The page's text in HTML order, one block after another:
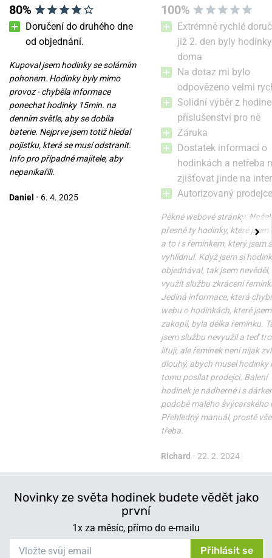
Traser P67 Officer Pro
GunMetal Black
Skladem v úterý 11. 8. u vás
12 200 Kč
Traser P67 Officer Pro
GunMetal Black Steel
Skladem v úterý 11. 8. u vás
15 200 Kč
80%
Doručení do druhého dne
od objednání.
Kupoval jsem hodinky se solárním
pohonem. Hodinky byly mimo
provoz - chyběla informace
ponechat hodinky 15min. na
denním světle, aby se dobila
baterie. Nejprve jsem totiž hledal
pojistku, která se musí odstranit.
Info pro případné majitele, aby
nepanikařili.
Daniel • 6. 4. 2025
100%
Extrémně rychlé
již 2. den byly hodinky
doma
Na dotaz mi bylo
odpovězeno velmi
Solidní výběr z
příslušenství pro ně
Záruka
Dostatek informací o
hodinkách a netřeba
zjišťovat jinde na
Autorizovaný prodejce
Pěkné webové stránky. Našel
přesně ty hodinky, které jsem
a to i s řemínkem, který jsem
vyhlídnul. Když jsem si
objednával, tak jsem nevěděl,
využít službu zkrácení
Jediná informace, která
webu o hodinkách, které
zakopil, byla délka řemínku.
jsem službu nevyužil a teď
lituji, ale řemínek není nijak
dlouhý, abych musel hodinky
tomu posílat prodejci. Balení
hodinek je nádherné i s
podobě malého švýcarského
Přehledný manuál, prostě
třeba.
Richard • 22. 2. 2024
Novinky ze světa hodinek budete vědět jako
první
1x za měsíc, přímo do e-mailu
Přihlásit se